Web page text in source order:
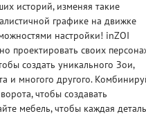
историй, изменяя такие
графике на движке
настройки! inZOI
проектировать своих
создать уникального Зои,
и многого другого.
чтобы создавать
мебель, чтобы каждая деталь